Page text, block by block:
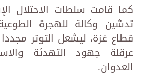
كما قامت سلطات الاحتلال
تدشين وكالة للهجرة
قطاع غزة، ليشعل التوتر
عرقلة جهود التهدئة
العدوان.